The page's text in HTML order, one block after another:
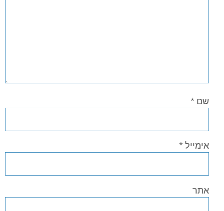
שם *
אימייל *
אתר